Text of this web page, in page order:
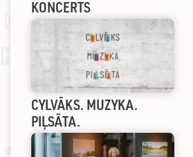
KONCERTS
CYLVĀKS. MUZYKA.
PIĻSĀTA.